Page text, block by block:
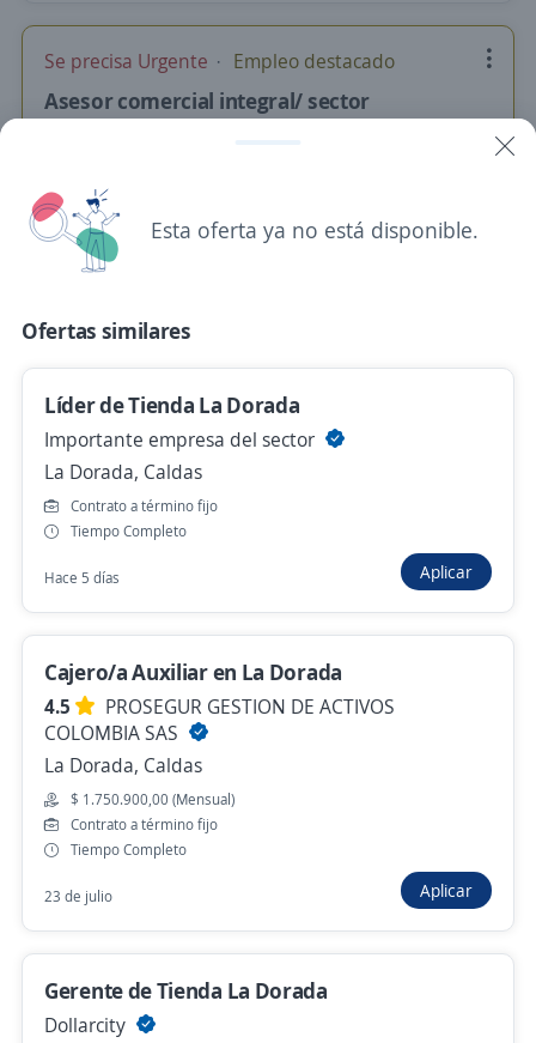
Se precisa Urgente Empleo destacado
Asesor comercial integral/ sector
4,6
Manizales, Caldas
$ 3.000.000,00 (Mensual)
Guarda de seguridad perfil femenino
Manizales
4,5
PROSEGUR GESTION DE ACTIVOS
COLOMBIA SAS
Manizales, Caldas
Conductor Zona PXP
4,4
Alianza Temporal S.A.S
Manizales, Caldas
$ 1.750.905,00 (Mensual)
Hace 1 hora
Técnico de CCTV y seguridad electrónica
PAGOS AUTOMATICOS DE COLOMBIA
Manizales, Caldas
$ 2.477.072,00 (Mensual)
Esta oferta ya no está disponible.
Ofertas similares
Líder de Tienda La Dorada
Importante empresa del sector
La Dorada, Caldas
Contrato a término fijo
Tiempo Completo
Hace 5 días Aplicar
Cajero/a Auxiliar en La Dorada
4.5
PROSEGUR GESTION DE ACTIVOS
COLOMBIA SAS
La Dorada, Caldas
$ 1.750.900,00 (Mensual)
Contrato a término fijo
Tiempo Completo
23 de julio Aplicar
Gerente de Tienda La Dorada
Dollarcity